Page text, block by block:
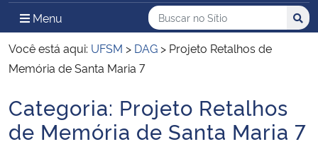
Ministério da Defesa
Ministério das Relações Exteriores
Ministério da Infraestrutura
Menu Menu Principal do Sítio
Busca
Buscar no no Sítio
Busca:
Você está aqui: UFSM > DAG > Projeto Retalhos de
Memória de Santa Maria 7
Início do conteúdo
Categoria: Projeto Retalhos
de Memória de Santa Maria 7